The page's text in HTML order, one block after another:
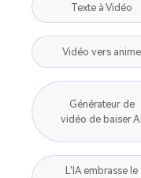
Texte à Vidéo
Vidéo vers anime
Générateur de
vidéo de baiser AI
L'IA embrasse le